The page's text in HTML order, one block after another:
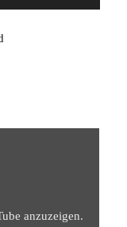
anzuzeigen.